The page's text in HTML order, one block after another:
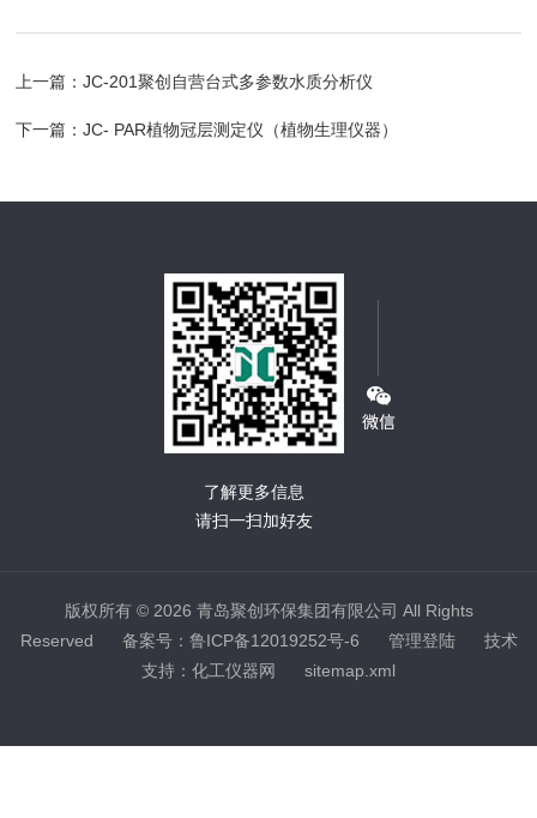
上一篇：JC-201聚创自营台式多参数水质分析仪
下一篇：JC- PAR植物冠层测定仪（植物生理仪器）
了解更多信息
请扫一扫加好友
版权所有 © 2026 青岛聚创环保集团有限公司 All Rights
Reserved 备案号：鲁ICP备12019252号-6 管理登陆技术
支持： 化工仪器网 sitemap.xml